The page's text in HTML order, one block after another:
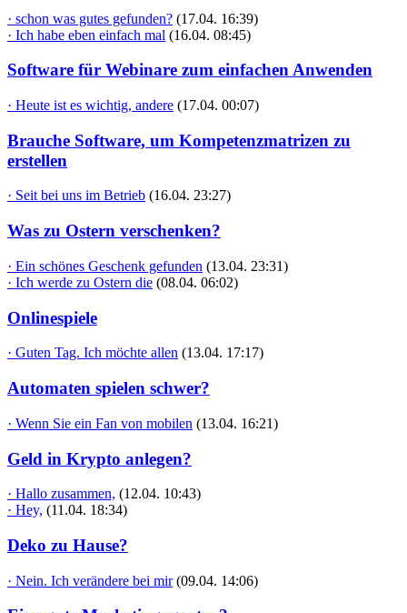
· schon was gutes gefunden? (17.04. 16:39)
· Ich habe eben einfach mal (16.04. 08:45)
Software für Webinare zum einfachen Anwenden
· Heute ist es wichtig, andere (17.04. 00:07)
Brauche Software, um Kompetenzmatrizen zu
erstellen
· Seit bei uns im Betrieb (16.04. 23:27)
Was zu Ostern verschenken?
· Ein schönes Geschenk gefunden (13.04. 23:31)
· Ich werde zu Ostern die (08.04. 06:02)
Onlinespiele
· Guten Tag. Ich möchte allen (13.04. 17:17)
Automaten spielen schwer?
· Wenn Sie ein Fan von mobilen (13.04. 16:21)
Geld in Krypto anlegen?
· Hallo zusammen, (12.04. 10:43)
· Hey, (11.04. 18:34)
Deko zu Hause?
· Nein. Ich verändere bei mir (09.04. 14:06)